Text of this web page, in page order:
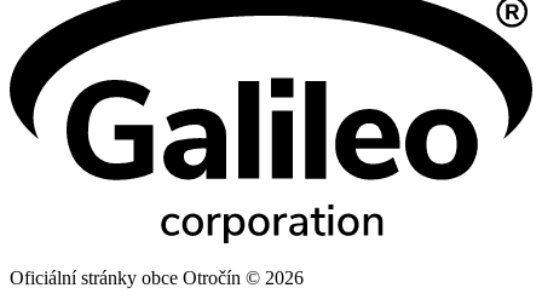
Oficiální stránky obce Otročín © 2026